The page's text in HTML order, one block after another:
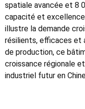
spatiale avancée et 8
capacité et excellence
illustre la demande
résilients, efficaces et
de production, ce
croissance régionale
industriel futur en